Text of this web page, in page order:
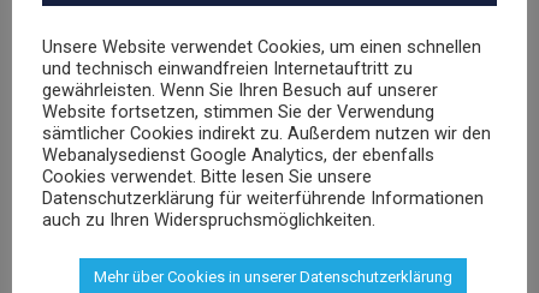
negative Bewertungen
Presserecht
Urheberrecht
Veranstaltungsrecht
Versicherungsrecht
Vertragsrecht
Wettbewerbsrecht
Unsere Website verwendet Cookies, um einen schnellen
und technisch einwandfreien Internetauftritt zu
gewährleisten. Wenn Sie Ihren Besuch auf unserer
Website fortsetzen, stimmen Sie der Verwendung
sämtlicher Cookies indirekt zu. Außerdem nutzen wir den
Webanalysedienst Google Analytics, der ebenfalls
Cookies verwendet. Bitte lesen Sie unsere
Datenschutzerklärung für weiterführende Informationen
auch zu Ihren Widerspruchsmöglichkeiten.
Mehr über Cookies in unserer Datenschutzerklärung